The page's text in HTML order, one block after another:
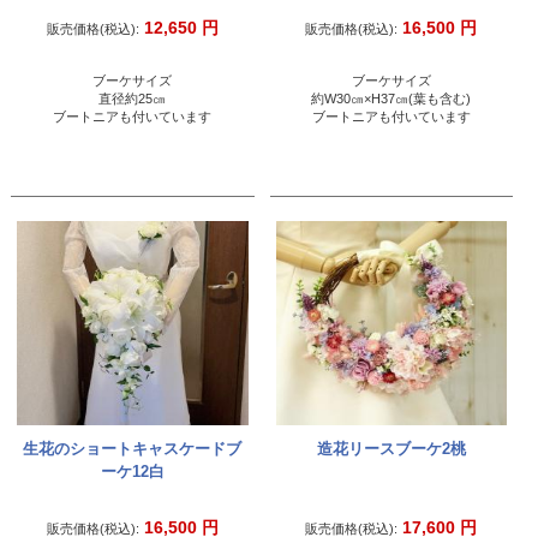
販売価格(税込): 12,650 円
ブーケサイズ
直径約25㎝
ブートニアも付いています
販売価格(税込): 16,500 円
ブーケサイズ
約W30㎝×H37㎝(葉も含む)
ブートニアも付いています
生花のショートキャスケードブ
ーケ12白
販売価格(税込): 16,500 円
造花リースブーケ2桃
販売価格(税込): 17,600 円